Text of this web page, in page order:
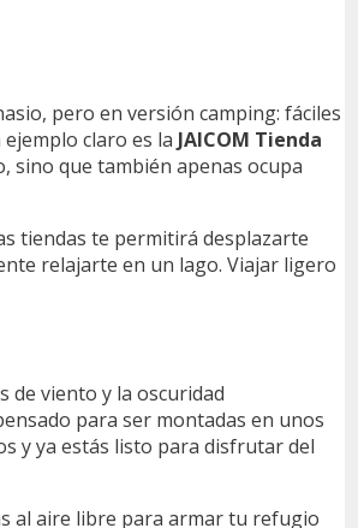
pero en versión camping: fáciles
claro es la JAICOM Tienda
sino que también apenas ocupa
tiendas te permitirá desplazarte
relajarte en un lago. Viajar ligero
de viento y la oscuridad
para ser montadas en unos
y ya estás listo para disfrutar del
al aire libre para armar tu refugio